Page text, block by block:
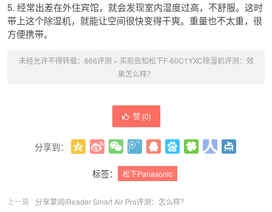
5. 经常出差在外住宾馆，就会发现室内湿度过高，不舒服。这时
带上这个除湿机，就能让空间很快变得干爽。重量也不太重，很
方便携带。
未经允许不得转载： 666评测 » 买前告知松下F-60C1YXC除湿机评测：效
果怎么样？
赞 (0)
分享到：
标签：
松下Panasonic
上一篇
分享掌阅iReader Smart Air Pro评测：怎么样？